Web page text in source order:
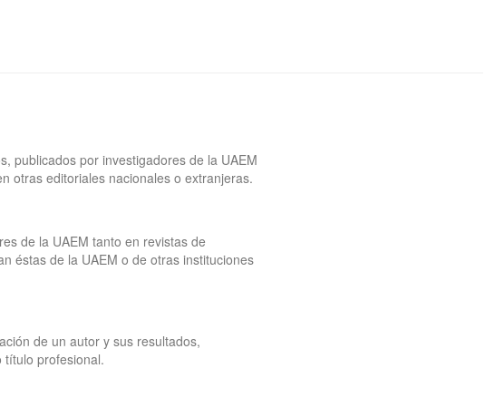
publicados por investigadores de la UAEM
otras editoriales nacionales o extranjeras.
de la UAEM tanto en revistas de
éstas de la UAEM o de otras instituciones
de un autor y sus resultados,
profesional.